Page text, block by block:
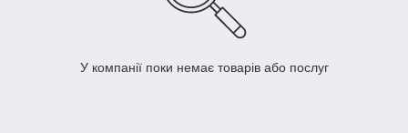
У компанії поки немає товарів або послуг